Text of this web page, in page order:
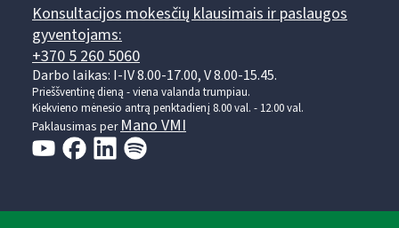
Konsultacijos mokesčių klausimais ir paslaugos
gyventojams:
+370 5 260 5060
Darbo laikas: I-IV 8.00-17.00, V 8.00-15.45.
Prieššventinę dieną - viena valanda trumpiau.
Kiekvieno mėnesio antrą penktadienį 8.00 val. - 12.00 val.
Paklausimas perMano VMI